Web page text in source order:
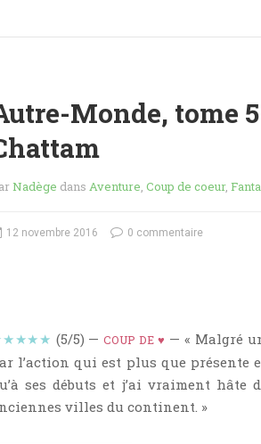
Monde, tome
Nadège dans Aventure, Coup de coeur,
12 novembre 2016 0 commentaire
(5/5) —COUP DE ♥ — « Malgré
l’action qui est plus que présente
ses débuts et j’ai vraiment
villes du continent. »